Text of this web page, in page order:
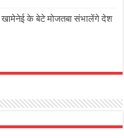
खामेनेई के बेटे मोजतबा संभालेंगे देश